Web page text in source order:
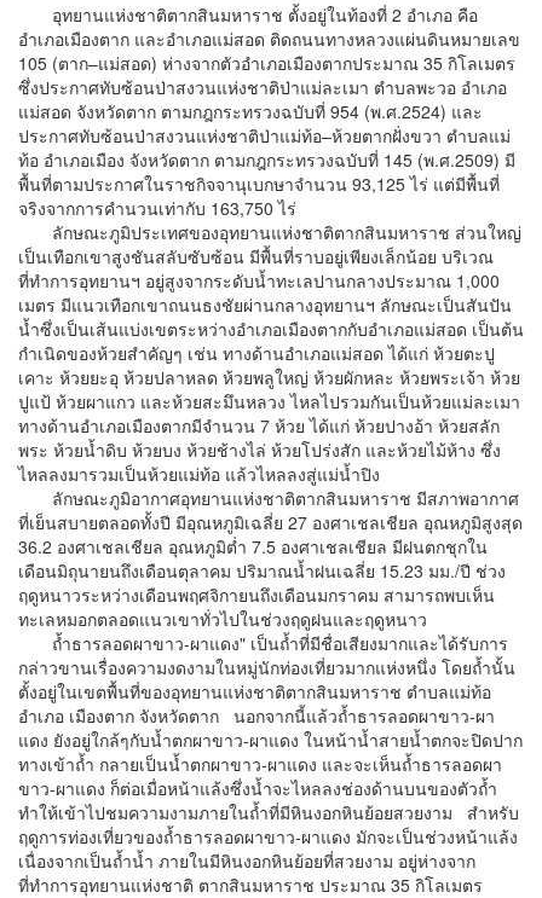
อุทยานแห่งชาติตากสินมหาราช ตั้งอยู่ในท้องที่ 2 อำเภอ คือ
อำเภอเมืองตาก และอำเภอแม่สอด ติดถนนทางหลวงแผ่นดินหมายเลข
105 (ตาก–แม่สอด) ห่างจากตัวอำเภอเมืองตากประมาณ 35 กิโลเมตร
ซึ่งประกาศทับซ้อนป่าสงวนแห่งชาติป่าแม่ละเมา ตำบลพะวอ อำเภอ
แม่สอด จังหวัดตาก ตามกฎกระทรวงฉบับที่ 954 (พ.ศ.2524) และ
ประกาศทับซ้อนป่าสงวนแห่งชาติป่าแม่ท้อ–ห้วยตากฝั่งขวา ตำบลแม่
ท้อ อำเภอเมือง จังหวัดตาก ตามกฎกระทรวงฉบับที่ 145 (พ.ศ.2509) มี
พื้นที่ตามประกาศในราชกิจจานุเบกษาจำนวน 93,125 ไร่ แต่มีพื้นที่
จริงจากการคำนวนเท่ากับ 163,750 ไร่
ลักษณะภูมิประเทศของอุทยานแห่งชาติตากสินมหาราช ส่วนใหญ่
เป็นเทือกเขาสูงชันสลับซับซ้อน มีพื้นที่ราบอยู่เพียงเล็กน้อย บริเวณ
ที่ทำการอุทยานฯ อยู่สูงจากระดับน้ำทะเลปานกลางประมาณ 1,000
เมตร มีแนวเทือกเขาถนนธงชัยผ่านกลางอุทยานฯ ลักษณะเป็นสันปัน
น้ำซึ่งเป็นเส้นแบ่งเขตระหว่างอำเภอเมืองตากกับอำเภอแม่สอด เป็นต้น
กำเนิดของห้วยสำคัญๆ เช่น ทางด้านอำเภอแม่สอด ได้แก่ ห้วยตะปู
เคาะ ห้วยยะอุ ห้วยปลาหลด ห้วยพลูใหญ่ ห้วยผักหละ ห้วยพระเจ้า ห้วย
ปูแป้ ห้วยผาแกว และห้วยสะมึนหลวง ไหลไปรวมกันเป็นห้วยแม่ละเมา
ทางด้านอำเภอเมืองตากมีจำนวน 7 ห้วย ได้แก่ ห้วยปางอ้า ห้วยสลัก
พระ ห้วยน้ำดิบ ห้วยบง ห้วยช้างไล่ ห้วยโปร่งสัก และห้วยไม้ห้าง ซึ่ง
ไหลลงมารวมเป็นห้วยแม่ท้อ แล้วไหลลงสู่แม่น้ำปิง
ลักษณะภูมิอากาศอุทยานแห่งชาติตากสินมหาราช มีสภาพอากาศ
ที่เย็นสบายตลอดทั้งปี มีอุณหภูมิเฉลี่ย 27 องศาเชลเชียล อุณหภูมิสูงสุด
36.2 องศาเชลเชียล อุณหภูมิต่ำ 7.5 องศาเชลเชียล มีฝนตกชุกใน
เดือนมิถุนายนถึงเดือนตุลาคม ปริมาณน้ำฝนเฉลี่ย 15.23 มม./ปี ช่วง
ฤดูหนาวระหว่างเดือนพฤศจิกายนถึงเดือนมกราคม สามารถพบเห็น
ทะเลหมอกตลอดแนวเขาทั่วไปในช่วงฤดูฝนและฤดูหนาว
ถ้ำธารลอดผาขาว-ผาแดง" เป็นถ้ำที่มีชื่อเสียงมากและได้รับการ
กล่าวขานเรื่องความงดงามในหมู่นักท่องเที่ยวมากแห่งหนึ่ง โดยถ้ำนั้น
ตั้งอยู่ในเขตพื้นที่ของอุทยานแห่งชาติตากสินมหาราช ตำบลแม่ท้อ
อำเภอ เมืองตาก จังหวัดตาก นอกจากนี้แล้วถ้ำธารลอดผาขาว-ผา
แดง ยังอยู่ใกล้ๆกับน้ำตกผาขาว-ผาแดง ในหน้าน้ำสายน้ำตกจะปิดปาก
ทางเข้าถ้ำ กลายเป็นน้ำตกผาขาว-ผาแดง และจะเห็นถ้ำธารลอดผา
ขาว-ผาแดง ก็ต่อเมื่อหน้าแล้งซึ่งน้ำจะไหลลงช่องด้านบนของตัวถ้ำ
ทำให้เข้าไปชมความงามภายในถ้ำที่มีหินงอกหินย้อยสวยงาม สำหรับ
ฤดูการท่องเที่ยวของถ้ำธารลอดผาขาว-ผาแดง มักจะเป็นช่วงหน้าแล้ง
เนื่องจากเป็นถ้ำน้ำ ภายในมีหินงอกหินย้อยที่สวยงาม อยู่ห่างจาก
ที่ทำการอุทยานแห่งชาติ ตากสินมหาราช ประมาณ 35 กิโลเมตร